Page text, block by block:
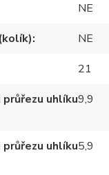
NE
NE
21
uhlíku9,9
průřezu uhlíku5,9